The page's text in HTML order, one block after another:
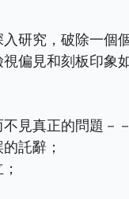
研究，破除一個
偏見和刻板印象
見真正的問題－－
託辭；